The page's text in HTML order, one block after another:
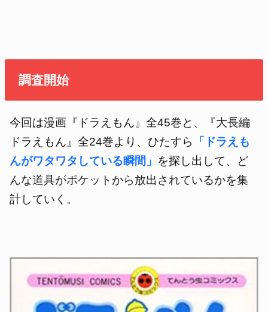
調査開始
今回は漫画『ドラえもん』全45巻と、『大長編
ドラえもん』全24巻より、ひたすら
「ドラえも
んがワタワタしている瞬間」 を探し出して、ど
んな道具がポケットから放出されているかを集
計していく。